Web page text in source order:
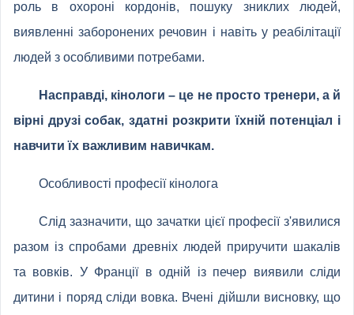
роль в охороні кордонів, пошуку зниклих людей,
виявленні заборонених речовин і навіть у реабілітації
людей з особливими потребами.
Насправді, кінологи – це не просто тренери, а й
вірні друзі собак, здатні розкрити їхній потенціал і
навчити їх важливим навичкам.
Особливості професії кінолога
Слід зазначити, що зачатки цієї професії з'явилися
разом із спробами древніх людей приручити шакалів
та вовків. У Франції в одній із печер виявили сліди
дитини і поряд сліди вовка. Вчені дійшли висновку, що